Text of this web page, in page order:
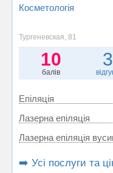
Косметологія
Тургеневская, 81
10
балів
3
Епіляція
Лазерна епіляція
Лазерна епіляція
➡️ Усі послуги та